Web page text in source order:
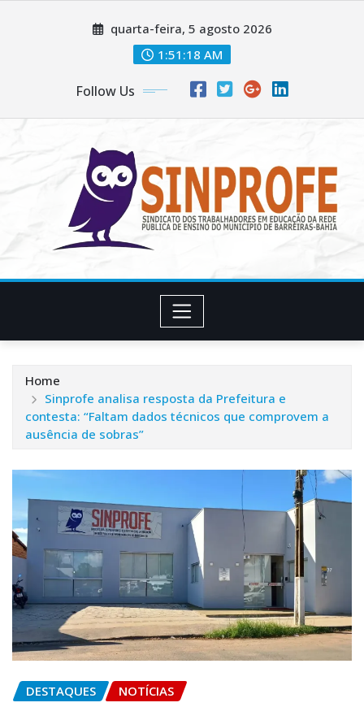
quarta-feira, 5 agosto 2026
1:51:19 AM
Follow Us
Home
Sinprofe analisa resposta da Prefeitura e
contesta: “Faltam dados técnicos que comprovem a
ausência de sobras”
DESTAQUES NOTÍCIAS